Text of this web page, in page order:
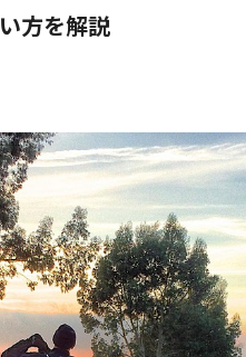
方を解説